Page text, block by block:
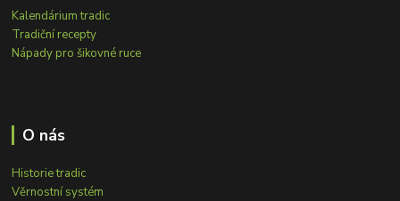
Kalendárium tradic
Tradiční recepty
Nápady pro šikovné ruce
O nás
Historie tradic
Věrnostní systém